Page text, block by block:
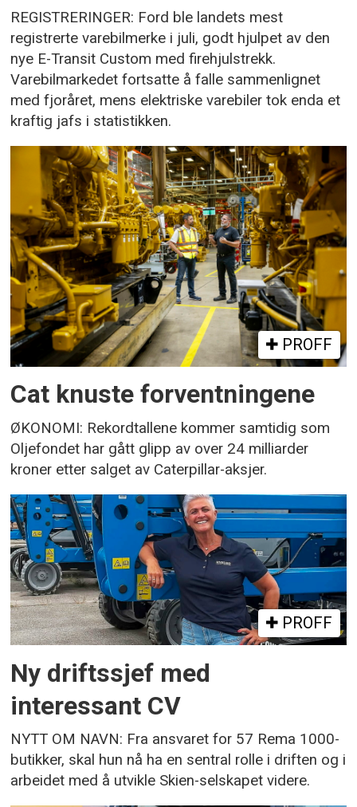
REGISTRERINGER: Ford ble landets mest
registrerte varebilmerke i juli, godt hjulpet av den
nye E-Transit Custom med firehjulstrekk.
Varebilmarkedet fortsatte å falle sammenlignet
med fjoråret, mens elektriske varebiler tok enda et
kraftig jafs i statistikken.
PROFF
Cat knuste forventningene
ØKONOMI: Rekordtallene kommer samtidig som
Oljefondet har gått glipp av over 24 milliarder
kroner etter salget av Caterpillar-aksjer.
PROFF
Ny driftssjef med
interessant CV
NYTT OM NAVN: Fra ansvaret for 57 Rema 1000-
butikker, skal hun nå ha en sentral rolle i driften og i
arbeidet med å utvikle Skien-selskapet videre.